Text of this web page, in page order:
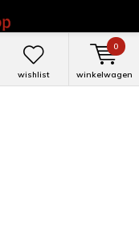
wishlist winkelwagen
0